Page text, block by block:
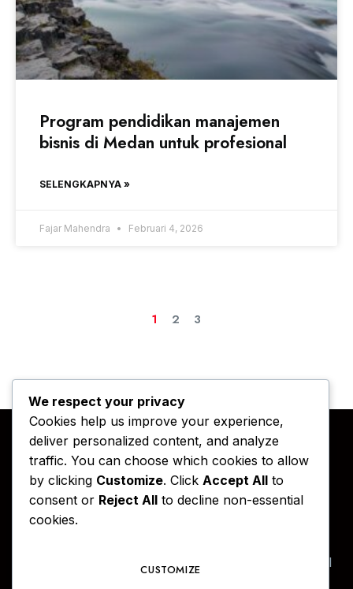
Program pendidikan manajemen
bisnis di Medan untuk profesional
SELENGKAPNYA »
Fajar Mahendra Februari 4, 2026
1 2 3
untuk sekolah, universitas, dan layanan profesional
We respect your privacy
Cookies help us improve your experience,
deliver personalized content, and analyze
traffic. You can choose which cookies to allow
by clicking Customize. Click Accept All to
consent or Reject All to decline non-essential
cookies.
CUSTOMIZE